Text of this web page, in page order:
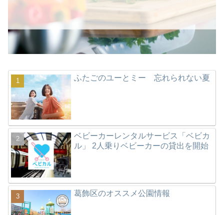
ふたごのユーとミー 忘れられない夏
ベビーカーレンタルサービス「ベビカ
ル」 2人乗りベビーカーの貸出を開始
葛飾区のオススメ公園情報